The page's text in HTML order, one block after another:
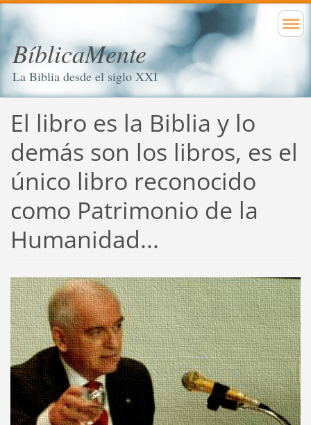
BíblicaMente
La Biblia desde el siglo XXI
El libro es la Biblia y lo
demás son los libros, es el
único libro reconocido
como Patrimonio de la
Humanidad...